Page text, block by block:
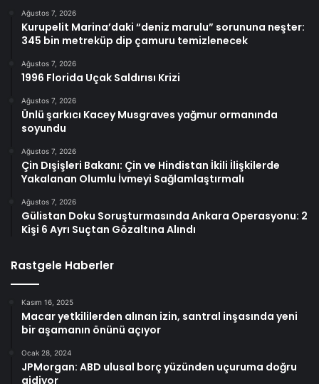
Ağustos 7, 2026
Kurupelit Marina’daki “deniz marulu” sorununa neşter:
345 bin metreküp dip çamuru temizlenecek
Ağustos 7, 2026
1996 Florida Uçak Saldırısı Krizi
Ağustos 7, 2026
Ünlü şarkıcı Kacey Musgraves yağmur ormanında
soyundu
Ağustos 7, 2026
Çin Dışişleri Bakanı: Çin ve Hindistan İkili İlişkilerde
Yakalanan Olumlu İvmeyi Sağlamlaştırmalı
Ağustos 7, 2026
Gülistan Doku Soruşturmasında Ankara Operasyonu: 2
Kişi 6 Ayrı Suçtan Gözaltına Alındı
Rastgele Haberler
Kasım 16, 2025
Macar yetkililerden alınan izin, santral inşasında yeni
bir aşamanın önünü açıyor
Ocak 28, 2024
JPMorgan: ABD ulusal borç yüzünden uçuruma doğru
gidiyor